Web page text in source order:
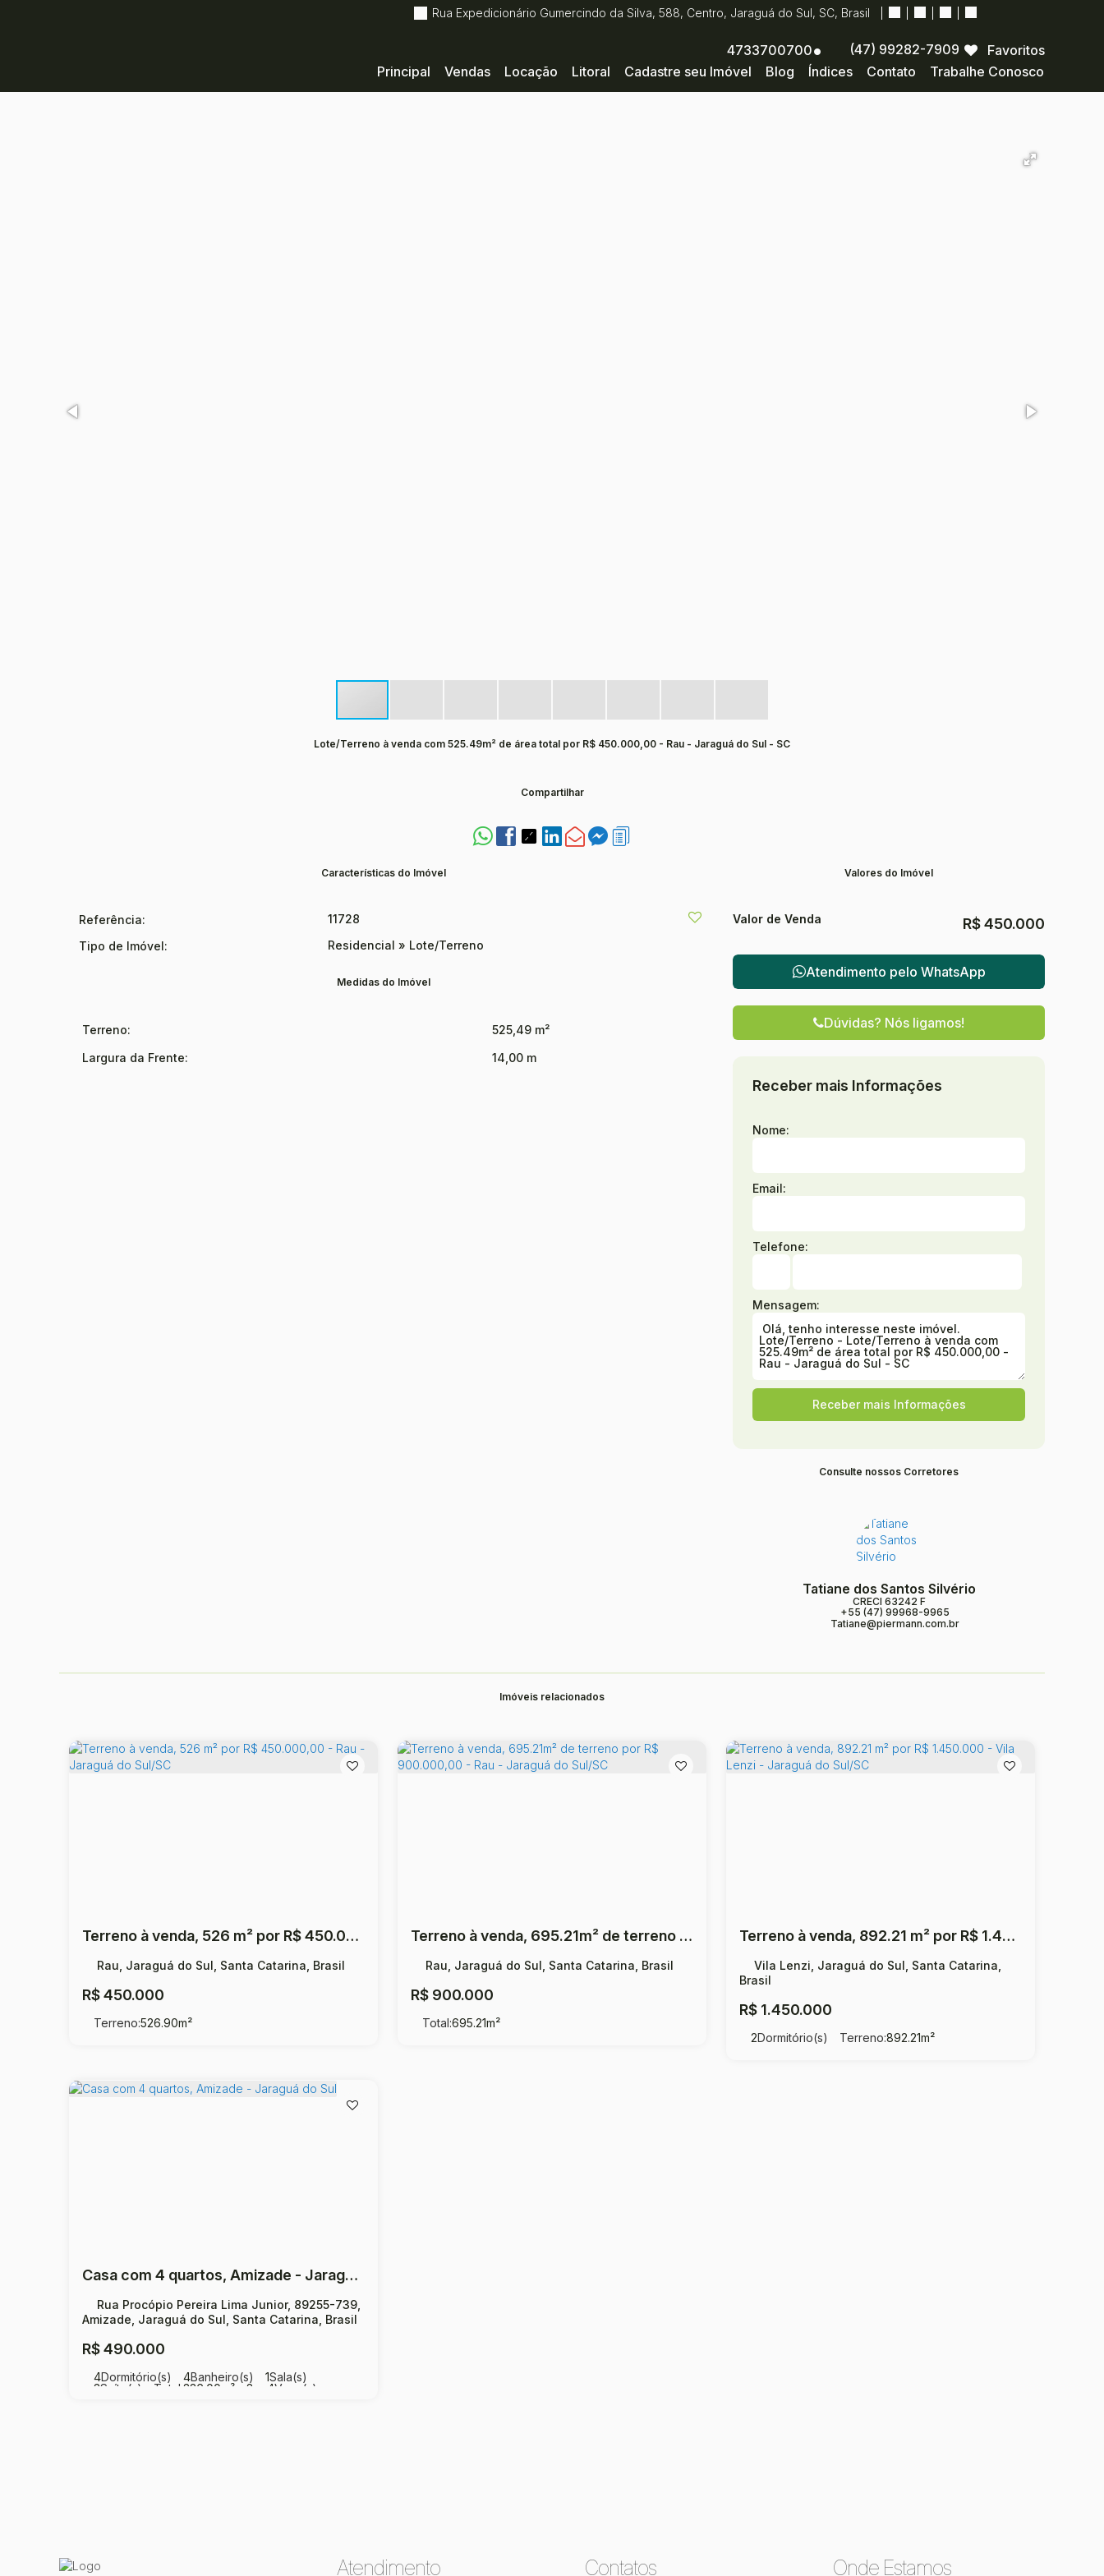
Rua Expedicionário Gumercindo da Silva, 588, Centro, Jaraguá do Sul, SC, Brasil
Trabalhe Conosco
Contato
Índices
Blog
Cadastre seu Imóvel
Litoral
Locação
Vendas
Principal
Favoritos
4733700700 (47) 99282-7909
Lote/Terreno à venda com 525.49m² de área total por R$ 450.000,00 - Rau - Jaraguá do Sul - SC
Compartilhar
Características do Imóvel
Referência:
11728
Tipo de Imóvel:
Residencial » Lote/Terreno
Medidas do Imóvel
Terreno:
525,49 m²
Largura da Frente:
14,00 m
Valores do Imóvel
R$450.000
Valor de Venda
Atendimento pelo WhatsApp
Dúvidas? Nós ligamos!
Receber mais Informações
Nome:
Email:
Telefone:
Mensagem:
Consulte nossos Corretores
Tatiane dos Santos Silvério
CRECI 63242 F
+55 (47) 99968-9965
Tatiane@piermann.com.br
Imóveis relacionados
Terreno à venda, 526 m² por R$ 450.000,00 - Rau - Jaraguá do Sul/SC
R$450.000
Rau, Jaraguá do Sul, Santa Catarina, Brasil
Terreno:526.90m²
Terreno à venda, 695.21m² de terreno por R$ 900.000,00 - Rau - Jaraguá do Sul/SC
R$900.000
Rau, Jaraguá do Sul, Santa Catarina, Brasil
Total:695.21m²
Terreno à venda, 892.21 m² por R$ 1.450.000 - Vila Lenzi - Jaraguá do Sul/SC
R$1.450.000
Vila Lenzi, Jaraguá do Sul, Santa Catarina,
Brasil
2Dormitório(s) Terreno:892.21m²
Casa com 4 quartos, Amizade - Jaraguá do Sul
R$490.000
Rua Procópio Pereira Lima Junior, 89255-739,
Amizade, Jaraguá do Sul, Santa Catarina, Brasil
4Dormitório(s) 4Banheiro(s) 1Sala(s)
3Suíte(s) Total: 336 .00 m² 3 ~ 4Vaga(s)
Atendimento Contatos Onde Estamos